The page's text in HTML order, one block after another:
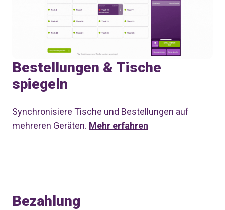
Bestellungen & Tische
spiegeln
Synchronisiere Tische und Bestellungen auf
mehreren Geräten. Mehr erfahren
Bezahlung